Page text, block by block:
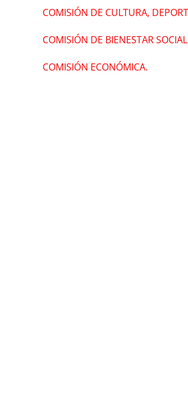
COMISIÓN DE CULTURA,
COMISIÓN DE BIENESTAR
COMISIÓN ECONÓMICA.